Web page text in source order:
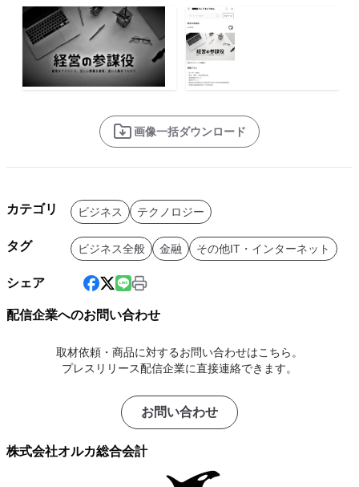
画像一括ダウンロード
カテゴリ ビジネス テクノロジー
タグ ビジネス全般 金融 その他IT・インターネット
シェア
配信企業へのお問い合わせ
取材依頼・商品に対するお問い合わせはこちら。
プレスリリース配信企業に直接連絡できます。
お問い合わせ
株式会社オルカ総合会計